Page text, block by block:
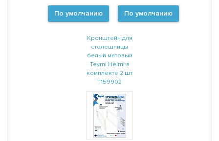
По умолчанию По умолчанию
Кронштейн для
столешницы
белый матовый
Teymi Helmi в
комплекте 2 шт
T159902